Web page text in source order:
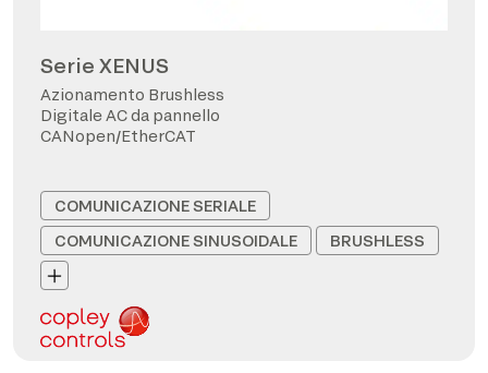
Serie XENUS
Azionamento Brushless
Digitale AC da pannello
CANopen/EtherCAT
COMUNICAZIONE SERIALE
COMUNICAZIONE SINUSOIDALE
BRUSHLESS